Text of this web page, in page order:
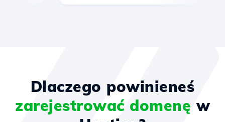
Dlaczego powinieneś
zarejestrować domenę w